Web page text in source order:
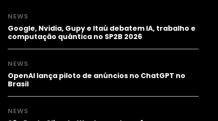
NEWS
Google, Nvidia, Gupy e Itaú debatem IA, trabalho e
computação quântica no SP2B 2026
NEWS
OpenAI lança piloto de anúncios no ChatGPT no
Brasil
NEWS